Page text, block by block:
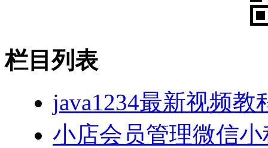
栏目列表
java1234最新视频教
小店会员管理微信